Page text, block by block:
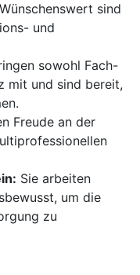
Wünschenswert sind
und
sowohl Fach-
mit und sind bereit,
Freude an der
Sie arbeiten
um die
zu